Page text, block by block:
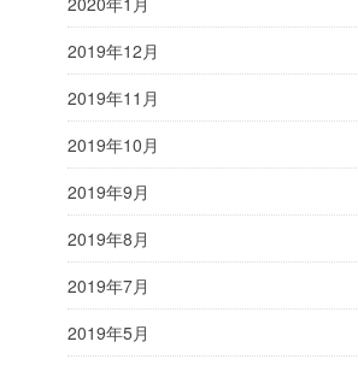
2019年12月
2019年11月
2019年10月
2019年9月
2019年8月
2019年7月
2019年5月